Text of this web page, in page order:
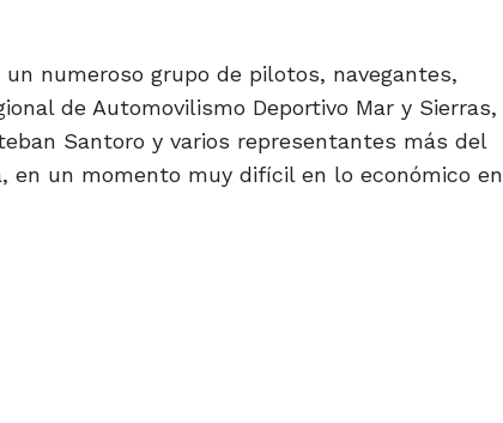
numeroso grupo de pilotos, navegantes,
de Automovilismo Deportivo Mar y Sierras,
Santoro y varios representantes más del
en un momento muy difícil en lo económico en